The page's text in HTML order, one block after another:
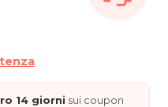
corpo, manicure e
21/01/2022
14 giorni sui coupon